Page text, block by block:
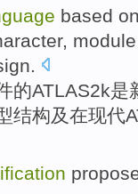
based
, module
的ATLAS2k是
结构及在现代